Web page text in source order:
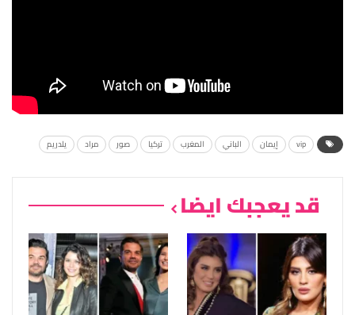
vip إيمان الباني المغرب تركيا صور مراد يلدريم
قد يعجبك ايضا